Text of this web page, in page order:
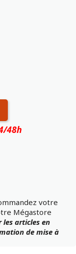
48h
votre
Mégastore
les articles en
de mise à